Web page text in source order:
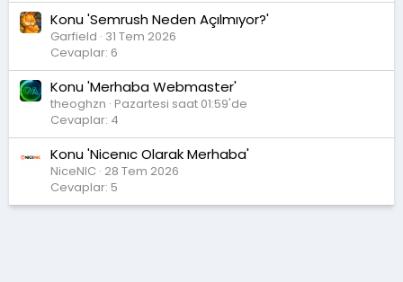
Konu 'Semrush Neden Açılmıyor?'
Garfield 31 Tem 2026
Cevaplar: 6
Konu 'Merhaba Webmaster'
theoghzn Pazartesi saat 01:59'de
Cevaplar: 4
Konu 'Nicenıc Olarak Merhaba'
NiceNIC 28 Tem 2026
Cevaplar: 5